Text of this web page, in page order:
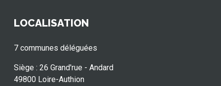
LOCALISATION
7 communes déléguées
Siège : 26 Grand'rue - Andard
49800 Loire-Authion